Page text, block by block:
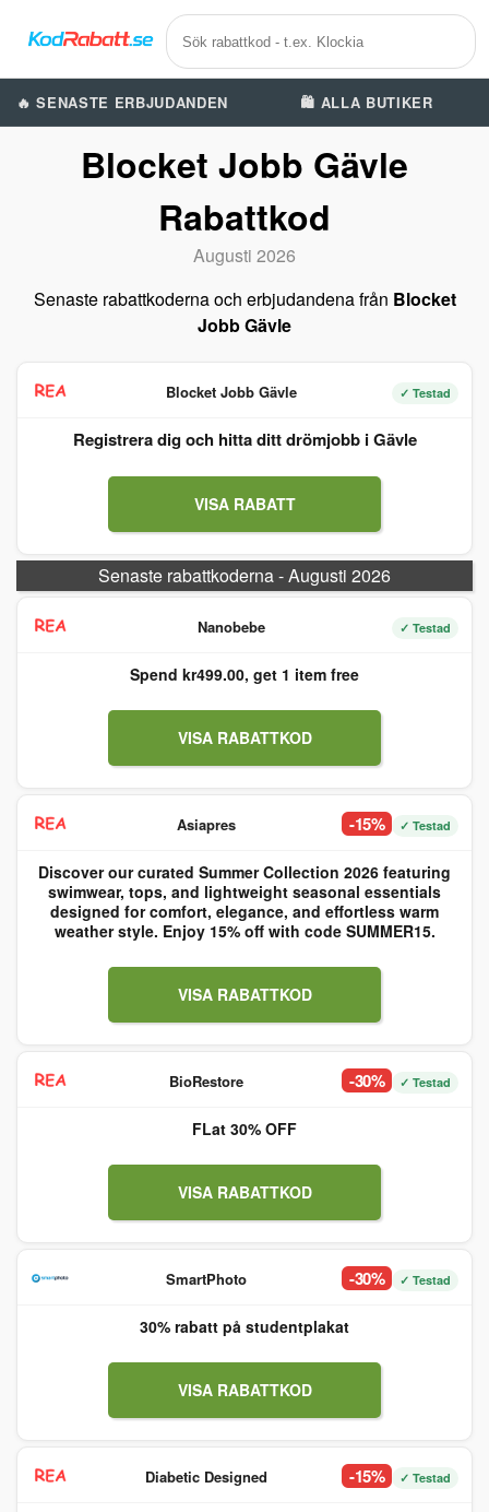
🔥 SENASTE ERBJUDANDEN 🛍️ ALLA BUTIKER
Blocket Jobb Gävle
Rabattkod
Augusti 2026
Senaste rabattkoderna och erbjudandena från Blocket
Jobb Gävle
Blocket Jobb Gävle ✓ Testad
Registrera dig och hitta ditt drömjobb i Gävle
VISA RABATT
Senaste rabattkoderna - Augusti 2026
Nanobebe ✓ Testad
Spend kr499.00, get 1 item free
VISA RABATTKOD
Asiapres -15% ✓ Testad
Discover our curated Summer Collection 2026 featuring
swimwear, tops, and lightweight seasonal essentials
designed for comfort, elegance, and effortless warm
weather style. Enjoy 15% off with code SUMMER15.
VISA RABATTKOD
BioRestore -30% ✓ Testad
FLat 30% OFF
VISA RABATTKOD
SmartPhoto -30% ✓ Testad
30% rabatt på studentplakat
VISA RABATTKOD
Diabetic Designed -15% ✓ Testad